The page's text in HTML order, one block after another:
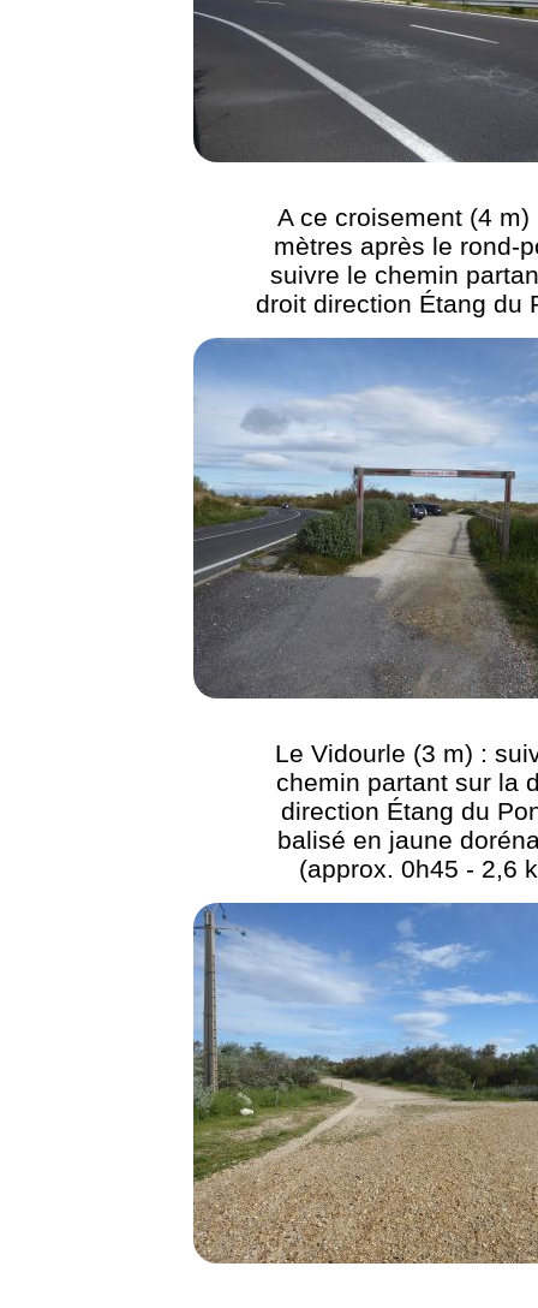
A ce croisement (4 m)
mètres après le rond-
suivre le chemin
droit direction Étang du
Le Vidourle (3 m) :
chemin partant sur la
direction Étang du
balisé en jaune
(approx. 0h45 - 2,6